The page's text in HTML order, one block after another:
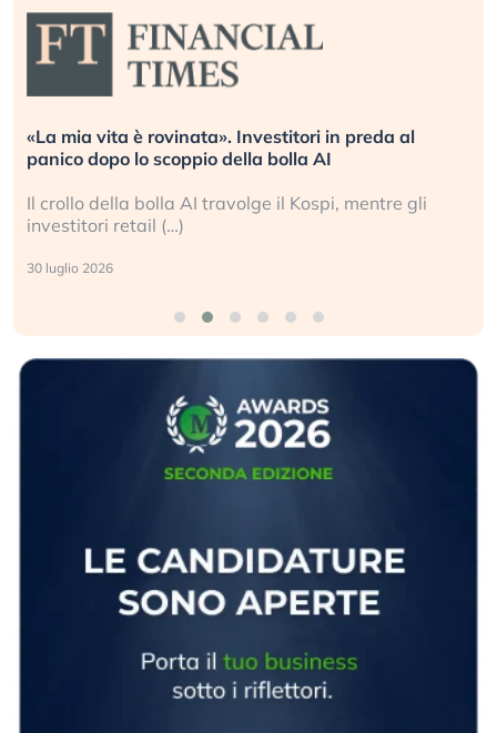
«La mia vita è rovinata». Investitori in preda al
panico dopo lo scoppio della bolla AI
Il crollo della bolla AI travolge il Kospi, mentre gli
investitori retail (…)
30 luglio 2026